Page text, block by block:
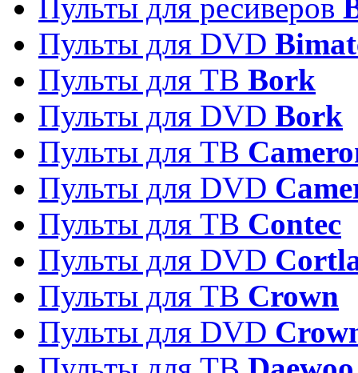
Пульты для ресиверов
Пульты для DVD
Пульты для ТВ Bork
Пульты для DVD Bork
Пульты для ТВ
Пульты для DVD
Пульты для ТВ Contec
Пульты для DVD
Пульты для ТВ Crown
Пульты для DVD